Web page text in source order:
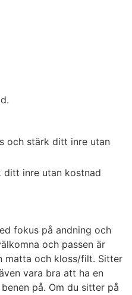
och stärk ditt inre utan
ditt inre utan kostnad
fokus på andning och
och passen är
matta och kloss/filt. Sitter
vara bra att ha en
på. Om du sitter på